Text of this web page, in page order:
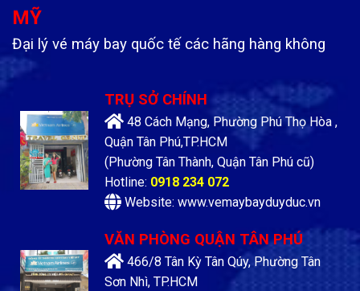
MỸ
Đại lý vé máy bay quốc tế các hãng hàng không
TRỤ SỞ CHÍNH
48 Cách Mạng, Phường Phú Thọ Hòa ,
Quận Tân Phú,TP.HCM
(Phường Tân Thành, Quận Tân Phú cũ)
Hotline: 0918 234 072
Website: www.vemaybayduyduc.vn
VĂN PHÒNG QUẬN TÂN PHÚ
466/8 Tân Kỳ Tân Qúy, Phường Tân
Sơn Nhì, TP.HCM